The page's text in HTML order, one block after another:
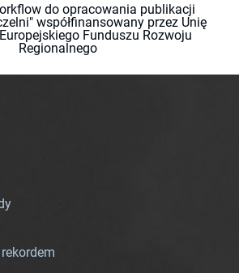
do opracowania publikacji
współfinansowany przez Unię
Funduszu Rozwoju
Regionalnego